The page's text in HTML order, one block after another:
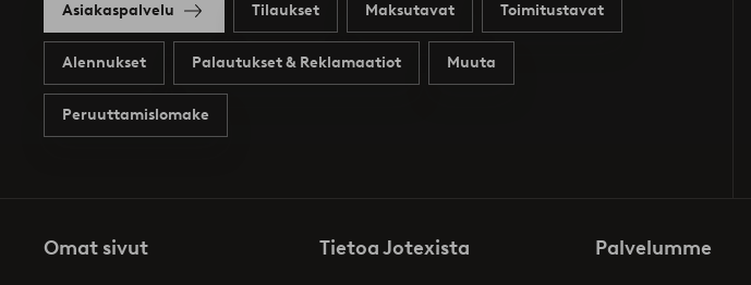
Asiakaspalvelu Tilaukset Maksutavat Toimitustavat
Alennukset Palautukset & Reklamaatiot Muuta
Peruuttamislomake
Omat sivut Tietoa Jotexista Palvelumme